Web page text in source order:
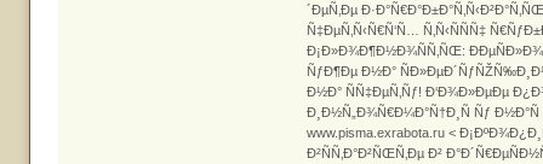
´ÐµÑ‚Ðµ
Ñ‡ÐµÑ‚Ñ‹Ñ€Ñ‘Ñ… Ñ‚Ñ‹ÑÑÑ‡
Ð¡Ð»Ð¾Ð¶Ð½Ð¾ÑÑ‚ÑŒ:
ÑƒÐ¶Ðµ Ð½Ð°
Ð½Ð° ÑÑ‡ÐµÑ‚Ñƒ! Ð‘Ð¾Ð»ÐµÐµ
Ð¸Ð½Ñ„Ð¾Ñ€Ð¼Ð°Ñ†Ð¸Ñ Ñƒ Ð½Ð°Ñ
www.pisma.exrabota.ru <
Ð²ÑÑ‚Ð°Ð²ÑŒÑ‚Ðµ Ð²